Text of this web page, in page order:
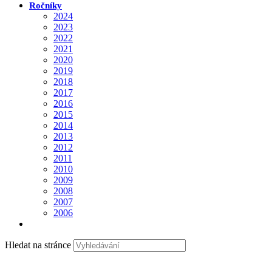
Ročníky
2024
2023
2022
2021
2020
2019
2018
2017
2016
2015
2014
2013
2012
2011
2010
2009
2008
2007
2006
Hledat na stránce